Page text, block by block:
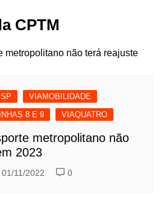
CPTM
VIAMOBILIDADE
8 E 9
VIAQUATRO
metropolitano não
2023
01/11/2022 0